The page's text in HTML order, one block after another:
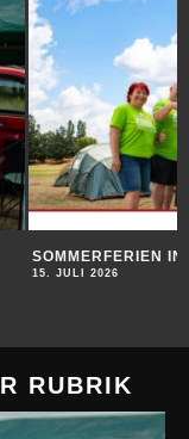
SOMMERFERIEN
15. JULI 2026
RUBRIK